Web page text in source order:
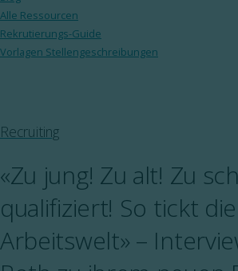
Alle Ressourcen
Rekrutierungs-Guide
Vorlagen Stellengeschreibungen
Recruiting
«Zu jung! Zu alt! Zu
qualifiziert! So tickt die
Arbeitswelt» –